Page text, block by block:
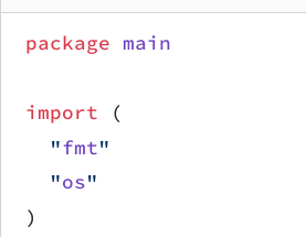
package main
import (
	"
fmt"
	"
os"
)